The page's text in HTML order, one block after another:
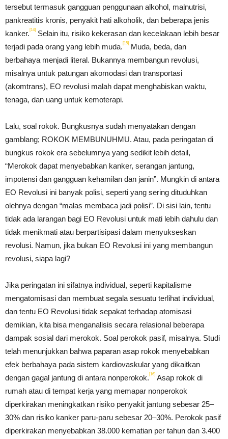
tersebut termasuk gangguan penggunaan alkohol, malnutrisi,
pankreatitis kronis, penyakit hati alkoholik, dan beberapa jenis
kanker.[14] Selain itu, risiko kekerasan dan kecelakaan lebih besar
terjadi pada orang yang lebih muda.[15] Muda, beda, dan
berbahaya menjadi literal. Bukannya membangun revolusi,
misalnya untuk patungan akomodasi dan transportasi
(akomtrans), EO revolusi malah dapat menghabiskan waktu,
tenaga, dan uang untuk kemoterapi.
Lalu, soal rokok. Bungkusnya sudah menyatakan dengan
gamblang; ROKOK MEMBUNUHMU. Atau, pada peringatan di
bungkus rokok era sebelumnya yang sedikit lebih detail,
“Merokok dapat menyebabkan kanker, serangan jantung,
impotensi dan gangguan kehamilan dan janin”. Mungkin di antara
EO Revolusi ini banyak polisi, seperti yang sering dituduhkan
olehnya dengan “malas membaca jadi polisi”. Di sisi lain, tentu
tidak ada larangan bagi EO Revolusi untuk mati lebih dahulu dan
tidak menikmati atau berpartisipasi dalam menyukseskan
revolusi. Namun, jika bukan EO Revolusi ini yang membangun
revolusi, siapa lagi?
Jika peringatan ini sifatnya individual, seperti kapitalisme
mengatomisasi dan membuat segala sesuatu terlihat individual,
dan tentu EO Revolusi tidak sepakat terhadap atomisasi
demikian, kita bisa menganalisis secara relasional beberapa
dampak sosial dari merokok. Soal perokok pasif, misalnya. Studi
telah menunjukkan bahwa paparan asap rokok menyebabkan
efek berbahaya pada sistem kardiovaskular yang dikaitkan
dengan gagal jantung di antara nonperokok.[16] Asap rokok di
rumah atau di tempat kerja yang memapar nonperokok
diperkirakan meningkatkan risiko penyakit jantung sebesar 25–
30% dan risiko kanker paru-paru sebesar 20–30%. Perokok pasif
diperkirakan menyebabkan 38.000 kematian per tahun dan 3.400